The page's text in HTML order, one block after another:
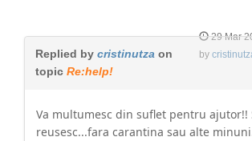
29 Mar
by
Replied by cristinutza on
topic Re:help!
Va multumesc din suflet pentru ajutor!!
reusesc...fara carantina sau alte